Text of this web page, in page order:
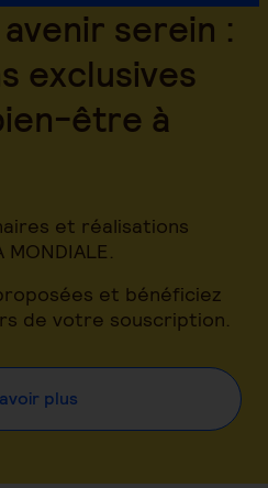
serein :
exclusives
être à
et réalisations
et bénéficiez
de votre souscription.
plus